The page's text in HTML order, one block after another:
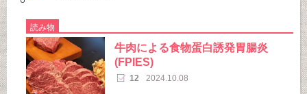
読み物
牛肉による食物蛋白誘発胃腸炎
(FPIES)
12 2024.10.08